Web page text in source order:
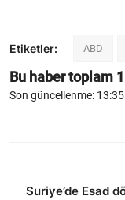
Etiketler: ABD
Bu haber toplam
Son güncellenme:
Suriye’de Esad